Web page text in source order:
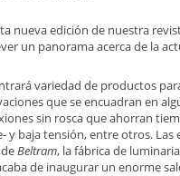
nueva edición de nuestra
un panorama acerca de la
variedad de productos
que se encuadran en
sin rosca que ahorran
y baja tensión, entre otros. Las
Beltram, la fábrica de
de inaugurar un enorme